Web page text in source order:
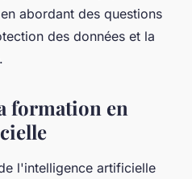
abordant des questions
des données et la
formation en
l'intelligence artificielle